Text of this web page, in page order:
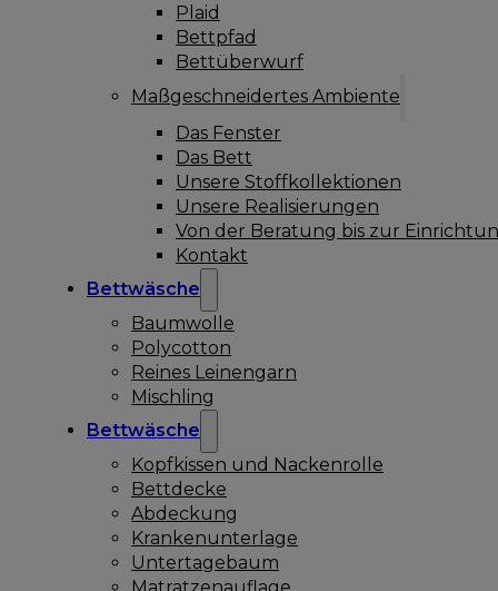
Plaid
Bettpfad
Bettüberwurf
Maßgeschneidertes Ambiente
Das Fenster
Das Bett
Unsere Stoffkollektionen
Unsere Realisierungen
Von der Beratung bis zur
Kontakt
Bettwäsche
Baumwolle
Polycotton
Reines Leinengarn
Mischling
Bettwäsche
Kopfkissen und Nackenrolle
Bettdecke
Abdeckung
Krankenunterlage
Untertagebaum